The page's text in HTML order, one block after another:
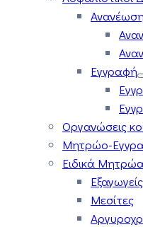
Ανανέωση
Εγγραφή
Οργανώσεις
Μητρώο-
Ειδικά Μητρώα
Εξαγωγείς
Μεσίτες